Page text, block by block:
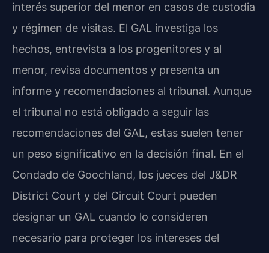
interés superior del menor en casos de custodia
y régimen de visitas. El GAL investiga los
hechos, entrevista a los progenitores y al
menor, revisa documentos y presenta un
informe y recomendaciones al tribunal. Aunque
el tribunal no está obligado a seguir las
recomendaciones del GAL, estas suelen tener
un peso significativo en la decisión final. En el
Condado de Goochland, los jueces del J&DR
District Court y del Circuit Court pueden
designar un GAL cuando lo consideren
necesario para proteger los intereses del